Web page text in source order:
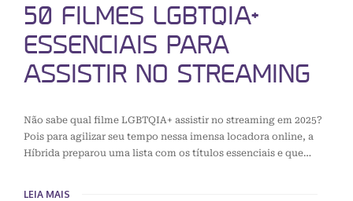
50 FILMES LGBTQIA+
ESSENCIAIS PARA
ASSISTIR NO STREAMING
Não sabe qual filme LGBTQIA+ assistir no streaming em 2025?
Pois para agilizar seu tempo nessa imensa locadora online, a
Híbrida preparou uma lista com os títulos essenciais e que…
LEIA MAIS